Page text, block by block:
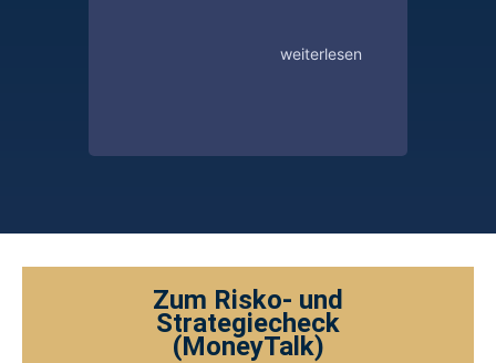
weiterlesen
Zum Risko- und
Strategiecheck
(MoneyTalk)